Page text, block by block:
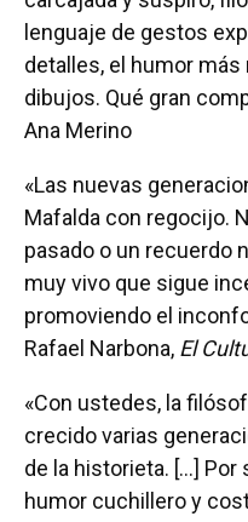
lenguaje de gestos
detalles, el humor
dibujos. Qué gran
Ana Merino
«Las nuevas
Mafalda con regocijo.
pasado o un recuerdo
muy vivo que sigue
promoviendo el
Rafael Narbona, El
«Con ustedes, la
crecido varias
de la historieta. [...]
humor cuchillero y